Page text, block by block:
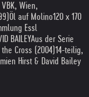
Wien,
Öl auf Molino120 x 170
Essl
BAILEYAus der Serie
Cross (2004) 14-teilig,
Hirst & David Bailey